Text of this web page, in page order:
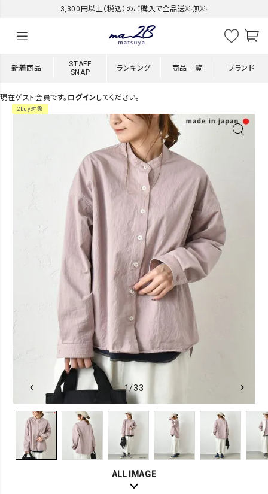
3,300円以上（税込）のご購入で全品送料無料
新着商品
STAFF
SNAP
ランキング 商品一覧 ブランド
現在ゲスト会員です。 ログインしてください。
2buy対象
1/33
ALL IMAGE